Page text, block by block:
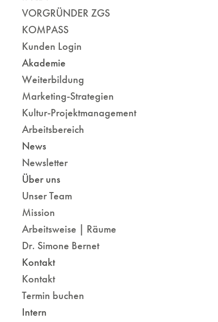
VORGRÜNDER ZGS
KOMPASS
Kunden Login
Akademie
Weiterbildung
Marketing-Strategien
Kultur-Projektmanagement
Arbeitsbereich
News
Newsletter
Über uns
Unser Team
Mission
Arbeitsweise | Räume
Dr. Simone Bernet
Kontakt
Kontakt
Termin buchen
Intern